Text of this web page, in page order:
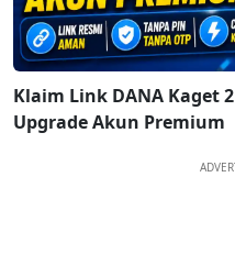
Klaim Link DANA Kaget
Upgrade Akun Premium